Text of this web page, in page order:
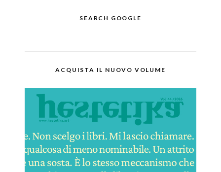
SEARCH GOOGLE
ACQUISTA IL NUOVO VOLUME